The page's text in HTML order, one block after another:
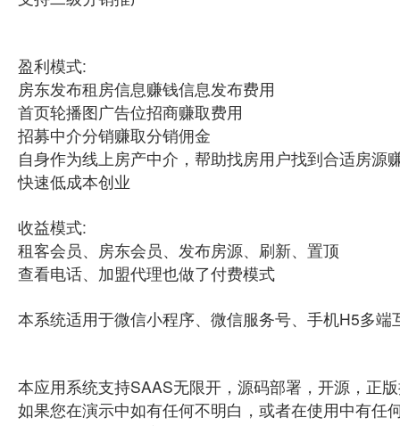
盈利模式:
房东发布租房信息赚钱信息发布费用
首页轮播图广告位招商赚取费用
招募中介分销赚取分销佣金
自身作为线上房产中介，帮助找房用户找到合适房源
快速低成本创业
收益模式:
租客会员、房东会员、发布房源、刷新、置顶
查看电话、加盟代理也做了付费模式
本系统适用于微信小程序、微信服务号、手机H5多端
本应用系统支持SAAS无限开，源码部署，开源，正
如果您在演示中如有任何不明白，或者在使用中有任